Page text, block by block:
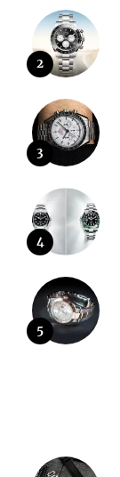
2
3
4
5